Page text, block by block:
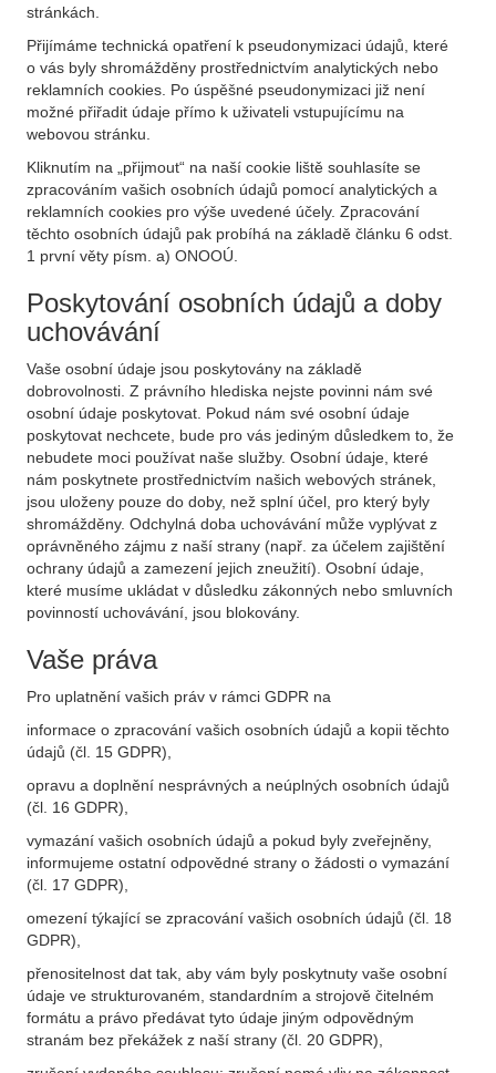
stránkách.
Přijímáme technická opatření k pseudonymizaci údajů, které
o vás byly shromážděny prostřednictvím analytických nebo
reklamních cookies. Po úspěšné pseudonymizaci již není
možné přiřadit údaje přímo k uživateli vstupujícímu na
webovou stránku.
Kliknutím na „přijmout“ na naší cookie liště souhlasíte se
zpracováním vašich osobních údajů pomocí analytických a
reklamních cookies pro výše uvedené účely. Zpracování
těchto osobních údajů pak probíhá na základě článku 6 odst.
1 první věty písm. a) ONOOÚ.
Poskytování osobních údajů a doby
uchovávání
Vaše osobní údaje jsou poskytovány na základě
dobrovolnosti. Z právního hlediska nejste povinni nám své
osobní údaje poskytovat. Pokud nám své osobní údaje
poskytovat nechcete, bude pro vás jediným důsledkem to, že
nebudete moci používat naše služby. Osobní údaje, které
nám poskytnete prostřednictvím našich webových stránek,
jsou uloženy pouze do doby, než splní účel, pro který byly
shromážděny. Odchylná doba uchovávání může vyplývat z
oprávněného zájmu z naší strany (např. za účelem zajištění
ochrany údajů a zamezení jejich zneužití). Osobní údaje,
které musíme ukládat v důsledku zákonných nebo smluvních
povinností uchovávání, jsou blokovány.
Vaše práva
Pro uplatnění vašich práv v rámci GDPR na
informace o zpracování vašich osobních údajů a kopii těchto
údajů (čl. 15 GDPR),
opravu a doplnění nesprávných a neúplných osobních údajů
(čl. 16 GDPR),
vymazání vašich osobních údajů a pokud byly zveřejněny,
informujeme ostatní odpovědné strany o žádosti o vymazání
(čl. 17 GDPR),
omezení týkající se zpracování vašich osobních údajů (čl. 18
GDPR),
přenositelnost dat tak, aby vám byly poskytnuty vaše osobní
údaje ve strukturovaném, standardním a strojově čitelném
formátu a právo předávat tyto údaje jiným odpovědným
stranám bez překážek z naší strany (čl. 20 GDPR),